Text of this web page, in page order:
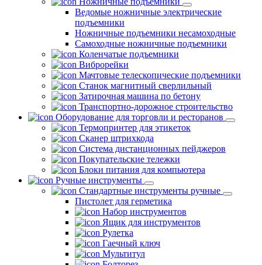
Ведомые ножничные электрические
подъемники
Ножничные подъемники несамоходные
Самоходные ножничные подъемники
Коленчатые подъемники
Виброрейки
Мачтовые телескопические подъемники
Станок магнитный сверлильный
Затирочная машина по бетону
Транспортно-дорожное строительство
Оборудование для торговли и ресторанов
Термопринтер для этикеток
Сканер штрихкода
Система дистанционных пейджеров
Покупательские тележки
Блоки питания для компьютера
Ручные инструменты
Стандартные инструменты ручные
Пистолет для герметика
Набор инструментов
Ящик для инструментов
Рулетка
Гаечный ключ
Мультитул